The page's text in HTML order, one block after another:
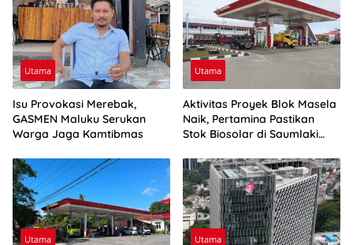
Utama
Isu Provokasi Merebak,
GASMEN Maluku Serukan
Warga Jaga Kamtibmas
Utama
Aktivitas Proyek Blok Masela
Naik, Pertamina Pastikan
Stok Biosolar di Saumlaki
Utama Utama